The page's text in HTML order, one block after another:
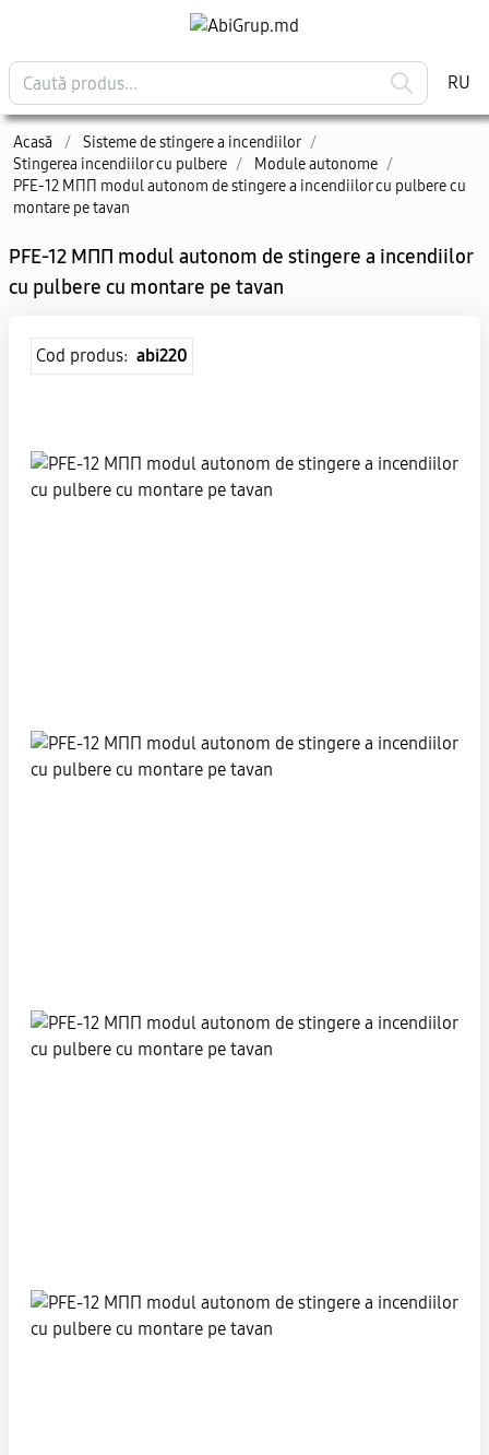
RU
Acasă / Sisteme de stingere a incendiilor /
Stingerea incendiilor cu pulbere / Module autonome /
PFE-12 МПП modul autonom de stingere a incendiilor cu pulbere cu
montare pe tavan
PFE-12 МПП modul autonom de stingere a incendiilor
cu pulbere cu montare pe tavan
Cod produs: abi220